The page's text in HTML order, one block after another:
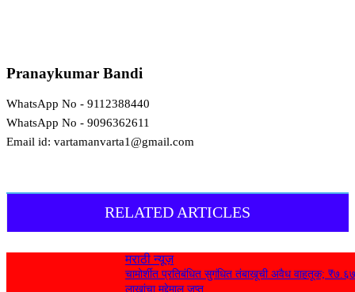
Pranaykumar Bandi
WhatsApp No - 9112388440
WhatsApp No - 9096362611
Email id: vartamanvarta1@gmail.com
RELATED ARTICLES
मराठी न्यूज़
चामोर्शीत प्रतिबंधित सुगंधित तंबाखूची अवैध वाहतूक;
लाखांचा मुद्देमाल जप्त